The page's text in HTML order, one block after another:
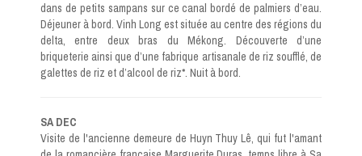
dans de petits sampans sur ce canal bordé de palmiers d’eau.
Déjeuner à bord. Vinh Long est située au centre des régions du
delta, entre deux bras du Mékong. Découverte d’une
briqueterie ainsi que d’une fabrique artisanale de riz soufflé, de
galettes de riz et d’alcool de riz*. Nuit à bord.
SA DEC
Visite de l'ancienne demeure de Huyn Thuy Lê, qui fut l'amant